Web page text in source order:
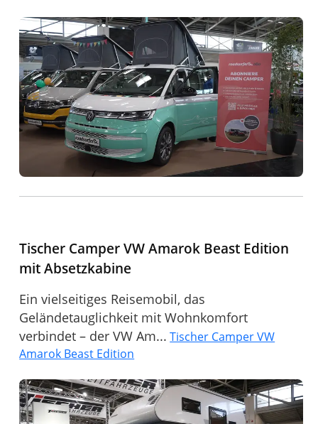
Tischer Camper VW Amarok Beast Edition
mit Absetzkabine
Ein vielseitiges Reisemobil, das
Geländetauglichkeit mit Wohnkomfort
verbindet – der VW Am... Tischer Camper VW
Amarok Beast Edition